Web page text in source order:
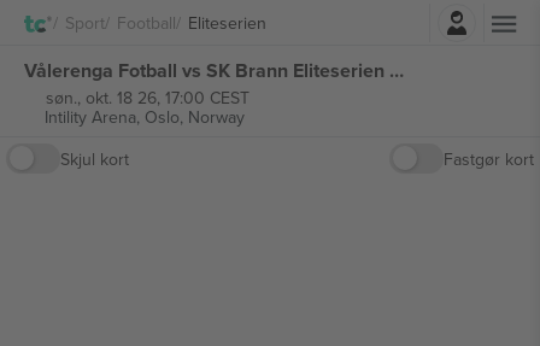
Sport Football Eliteserien
Vålerenga Fotball vs SK Brann Eliteserien billetter
søn., okt. 18 26, 17:00 CEST
Intility Arena, Oslo, Norway
Skjul kort
Fastgør kort